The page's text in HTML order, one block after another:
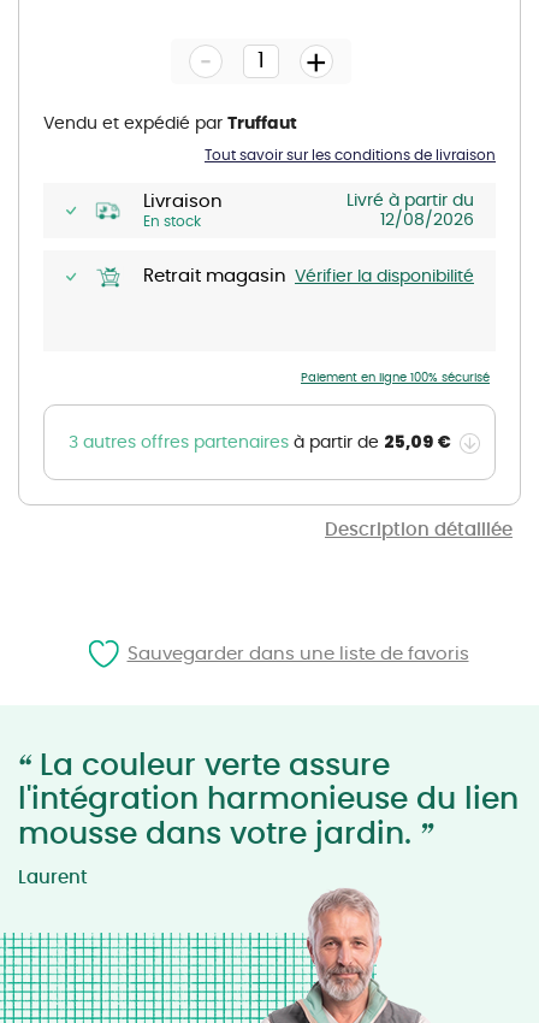
Description détaillée
gallery
Livraison
En stock
Livré à partir du
12/08/2026
Retrait magasin Vérifier la disponibilité
- +
Tout savoir sur les conditions de livraison
Vendu et expédié par Truffaut
Paiement en ligne 100% sécurisé
3 autres offres partenaires à partir de 25,09 €
“ La couleur verte assure
l'intégration harmonieuse du lien
mousse dans votre jardin. ”
Laurent
Sauvegarder dans une liste de favoris